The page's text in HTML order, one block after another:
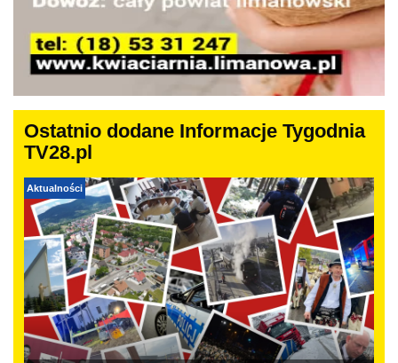
Ostatnio dodane Informacje Tygodnia
TV28.pl
Aktualności